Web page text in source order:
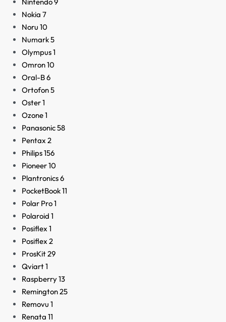
Nokia 7
Noru 10
Numark5
Olympus1
Omron10
Oral-B6
Ortofon5
Oster1
Ozone1
Panasonic58
Pentax 2
Philips156
Pioneer10
Plantronics6
PocketBook11
Polar Pro1
Polaroid 1
Posiflex 1
Posiflex 2
ProsKit29
Qviart1
Raspberry13
Remington25
Removu 1
Renata 11